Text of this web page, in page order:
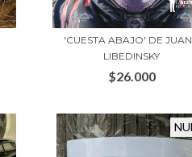
'CUESTA ABAJO' DE
LIBEDINSKY
$26.000